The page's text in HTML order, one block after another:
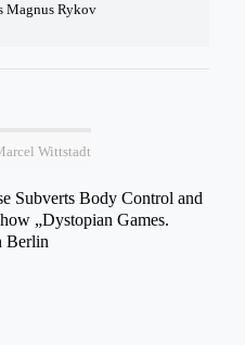
Magnus Rykov
Wittstadt
Subverts Body Control and
„Dystopian Games.
Berlin